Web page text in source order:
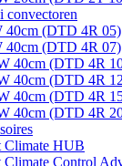
convectoren
40cm (DTD 4R 05)
40cm (DTD 4R 07)
40cm (DTD 4R
40cm (DTD 4R
40cm (DTD 4R
40cm (DTD 4R
Climate HUB
Climate Control